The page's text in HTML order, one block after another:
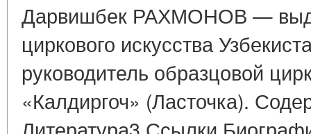
Дарвишбек РАХМОНОВ —
циркового искусства
руководитель образцовой
«Калдиргоч» (Ласточка).